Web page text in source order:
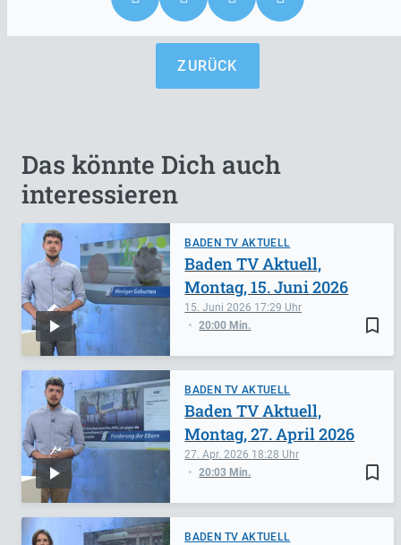
ZURÜCK
Das könnte Dich auch
interessieren
BADEN TV AKTUELL
bookmark_border
15. Juni 2026 17:29
20:00 Min.
Baden TV Aktuell,
Montag, 15. Juni 2026
BADEN TV AKTUELL
bookmark_border
27. Apr. 2026 18:28
20:03 Min.
Baden TV Aktuell,
Montag, 27. April 2026
BADEN TV AKTUELL